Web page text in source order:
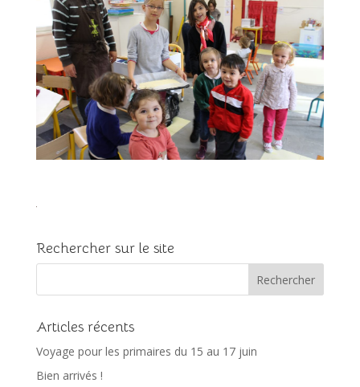
Rechercher sur le site
Articles récents
Voyage pour les primaires du 15 au 17 juin
Bien arrivés !